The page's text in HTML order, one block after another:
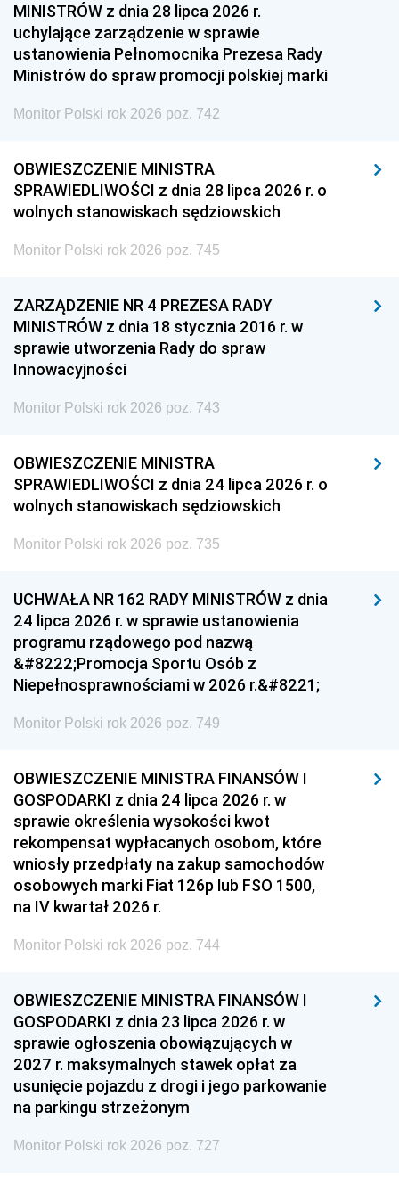
MINISTRÓW z dnia 28 lipca 2026 r.
uchylające zarządzenie w sprawie
ustanowienia Pełnomocnika Prezesa Rady
Ministrów do spraw promocji polskiej marki
Monitor Polski rok 2026 poz. 742
OBWIESZCZENIE MINISTRA
SPRAWIEDLIWOŚCI z dnia 28 lipca 2026 r. o
wolnych stanowiskach sędziowskich
Monitor Polski rok 2026 poz. 745
ZARZĄDZENIE NR 4 PREZESA RADY
MINISTRÓW z dnia 18 stycznia 2016 r. w
sprawie utworzenia Rady do spraw
Innowacyjności
Monitor Polski rok 2026 poz. 743
OBWIESZCZENIE MINISTRA
SPRAWIEDLIWOŚCI z dnia 24 lipca 2026 r. o
wolnych stanowiskach sędziowskich
Monitor Polski rok 2026 poz. 735
UCHWAŁA NR 162 RADY MINISTRÓW z dnia
24 lipca 2026 r. w sprawie ustanowienia
programu rządowego pod nazwą
&#8222;Promocja Sportu Osób z
Niepełnosprawnościami w 2026 r.&#8221;
Monitor Polski rok 2026 poz. 749
OBWIESZCZENIE MINISTRA FINANSÓW I
GOSPODARKI z dnia 24 lipca 2026 r. w
sprawie określenia wysokości kwot
rekompensat wypłacanych osobom, które
wniosły przedpłaty na zakup samochodów
osobowych marki Fiat 126p lub FSO 1500,
na IV kwartał 2026 r.
Monitor Polski rok 2026 poz. 744
OBWIESZCZENIE MINISTRA FINANSÓW I
GOSPODARKI z dnia 23 lipca 2026 r. w
sprawie ogłoszenia obowiązujących w
2027 r. maksymalnych stawek opłat za
usunięcie pojazdu z drogi i jego parkowanie
na parkingu strzeżonym
Monitor Polski rok 2026 poz. 727